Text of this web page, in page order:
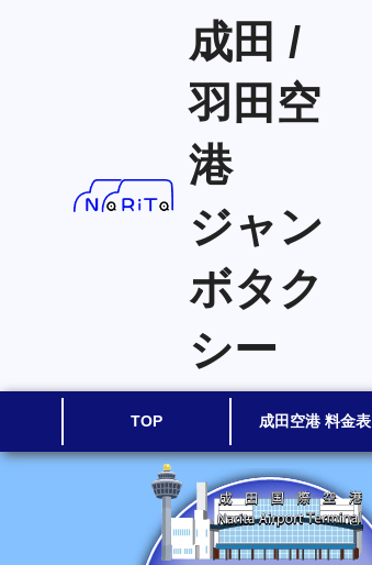
成田 /
羽田空
港
ジャン
ボタク
シー
TOP 成田空港 料金表